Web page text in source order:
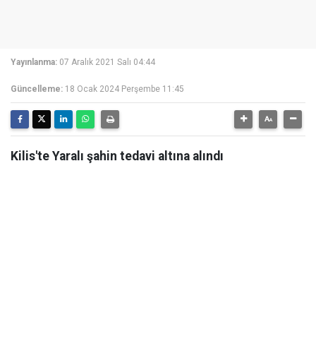
Yayınlanma: 07 Aralık 2021 Salı 04:44
Güncelleme: 18 Ocak 2024 Perşembe 11:45
Kilis'te Yaralı şahin tedavi altına alındı